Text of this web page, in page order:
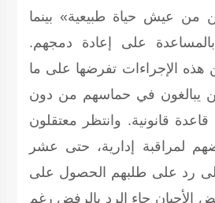
من عيش حياة طبيعية» بينما
على إعادة دمجهم.
هذه الإجراءات تفرضها على ما
يبالغون في حماسهم من دون
قانونية. وانتظر معتقلون
لمراقبة إدارية، حتى عشر
رد على طلبهم الحصول على
الأحيان جاء الرد بالرفض رغم